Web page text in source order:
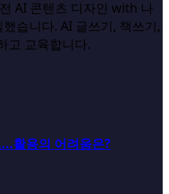
AI 콘텐츠 디자인 with 나
습니다. AI 글쓰기, 책쓰기,
고 교육합니다.
활용의 어려움은?